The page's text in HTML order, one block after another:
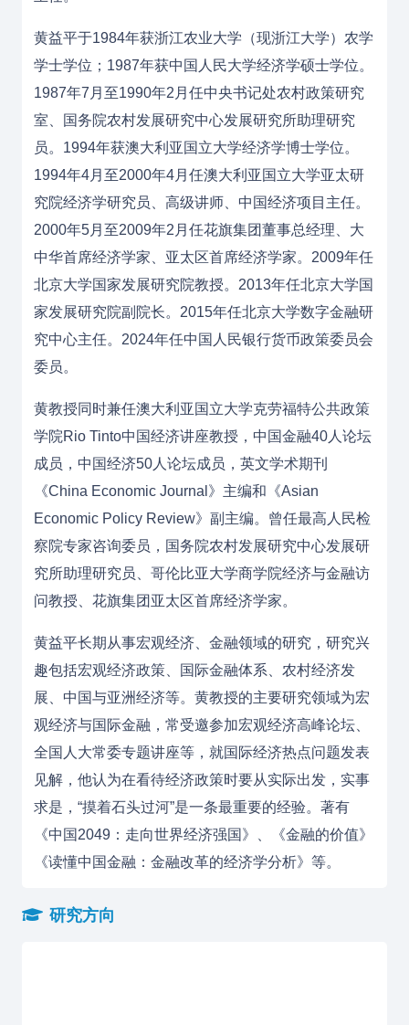
黄益平于1984年获浙江农业大学（现浙江大学） 农学
学士学位；1987年获中国人民大学经济学硕士学位。
1987年7月至1990年2月任中央书记处农村政策研究
室
国务院农村发展研究中心发展研究所助理研究
员。1994年获澳大利亚国立大学经济学博士学位。
1994年4月至2000年4月任澳大利亚国立大学亚太研
究院经济学研究员、高级讲师、中国经济项目主任。
2000年5月至2009年2月任花旗集团董事总经理、大
中华首席经济学家、亚太区首席经济学家。2009年任
北京大学国家发展研究院教授。2013年任北京大学国
家发展研究院副院长。2015年任北京大学数字金融研
究中心主任。2024年任中国人民银行货币政策委员会
委员。
黄教授同时兼任澳大利亚国立大学克劳福特公共政策
学院Rio Tinto中国经济讲座教授，中国金融40人论坛
成员，中国经济50人论坛成员，英文学术期刊
《China Economic Journal》主编和《Asian
Economic Policy Review》副主编。曾任最高人民检
察院专家咨询委员，国务院农村发展研究中心发展研
究所助理研究员、哥伦比亚大学商学院经济与金融访
问教授、花旗集团亚太区首席经济学家。
黄益平长期从事宏观经济、金融领域的研究 ，研究兴
趣包括宏观经济政策、国际金融体系、农村经济发
展、中国与亚洲经济等。 黄教授的主要研究领域为宏
观经济与国际金融，常受邀参加宏观经济高峰论坛、
全国人大常委专题讲座等，就国际经济热点问题发表
见解，他认为在看待经济政策时要从实际出发，实事
求是，“摸着石头过河”是一条最重要的经验。著有
《中国2049：走向世界经济强国》、《金融的价值》
《读懂中国金融：金融改革的经济学分析》等。
研究方向